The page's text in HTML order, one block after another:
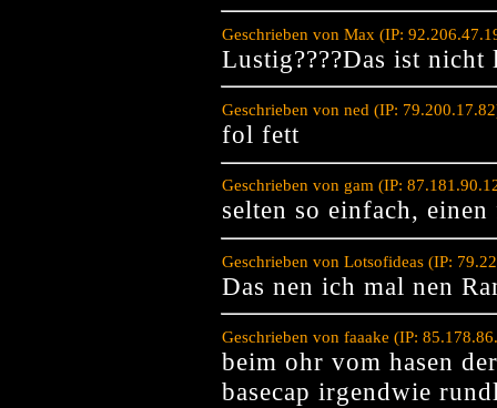
Geschrieben von Max (IP:
Lustig????Das ist
Geschrieben von ned (IP:
fol fett
Geschrieben von gam (IP:
selten so einfach,
Geschrieben von Lotsofideas (IP:
Das nen ich mal nen
Geschrieben von faaake (IP:
beim ohr vom hasen
basecap irgendwie